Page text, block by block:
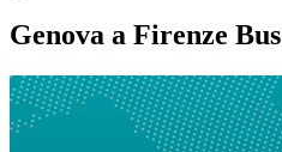
Genova a Firenze Bus